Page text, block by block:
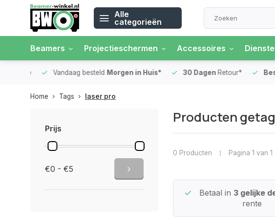
Alle
categorieën
Beamers Projectieschermen Accessoires
Vandaag besteldMorgen in Huis* 30 DagenRetour* Beste
Home Tags laser pro
Prijs
€0 - €5
Producten
0 Producten Pagina 1 van 1
Beste Service Garantie Betaal in 3 gelijke
rente